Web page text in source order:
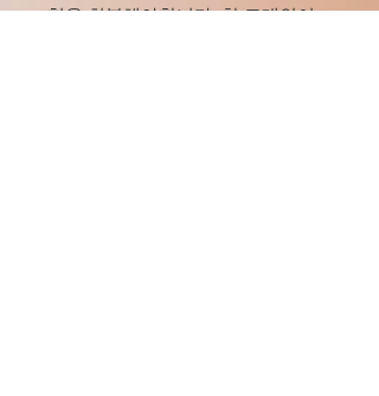
형을 회복해야합니다. 한 고대인이